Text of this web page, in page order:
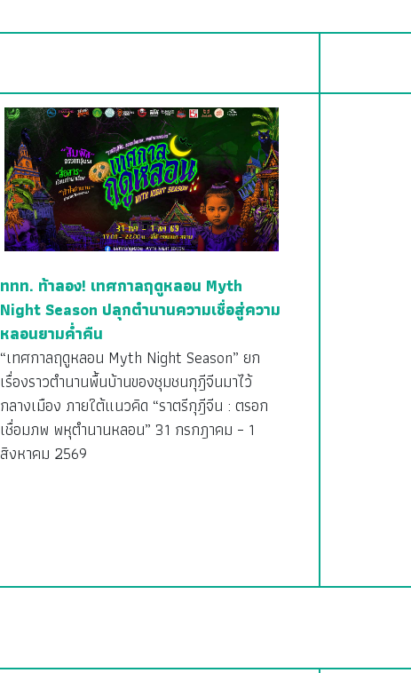
ททท. ท้าลอง! เทศกาลฤดูหลอน Myth
Night Season ปลุกตำนานความเชื่อสู่ความ
หลอนยามค่ำคืน
“เทศกาลฤดูหลอน Myth Night Season” ยก
เรื่องราวตำนานพื้นบ้านของชุมชนกุฎีจีนมาไว้
กลางเมือง ภายใต้แนวคิด “ราตรีกุฎีจีน : ตรอก
เชื่อมภพ พหุตำนานหลอน” 31 กรกฎาคม – 1
สิงหาคม 2569